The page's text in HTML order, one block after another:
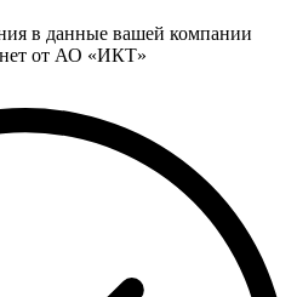
в данные вашей компании
от АО «ИКТ»